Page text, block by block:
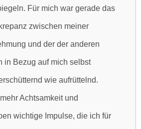
Für mich war gerade das
zwischen meiner
und der der anderen
in Bezug auf mich selbst
wie aufrüttelnd.
Achtsamkeit und
wichtige Impulse, die ich für